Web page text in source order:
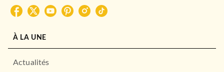
À LA UNE
Actualités